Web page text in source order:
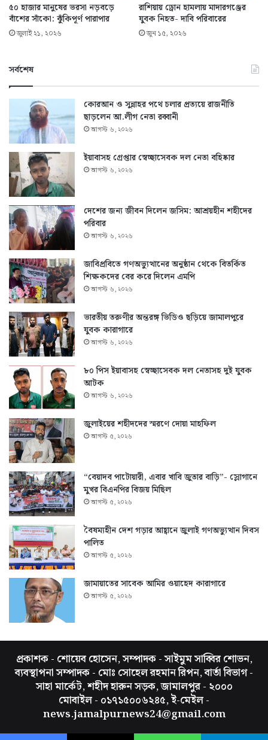
৫০ হাজার মানুষের ভরসা নড়বড়ে
বাঁশের সাঁকো: ঝুঁকিপূর্ণ পারাপার
জুলাই ২১, ২০২৬
রাশিয়ায় ড্রোন হামলায় মাদারগঞ্জের
যুবক নিহত- দাবি পরিবারের
জুন ১৫, ২০২৬
সর্বশেষ
কোরআন ও সুন্নাহর পথে চলার প্রত্যয়ে রাজনীতি
ছাড়লেন আ.লীগ নেতা রব্বানী
আগস্ট ৬, ২০২৬
ইয়াবাসহ গ্রেপ্তার স্বেচ্ছাসেবক দল নেতা বহিষ্কার
আগস্ট ৬, ২০২৬
দেশের জন্য জীবন দিলেন জসিম: আশ্রয়হীন শহীদের
পরিবার
আগস্ট ৬, ২০২৬
জাবিপ্রবিতে গণঅভ্যুত্থানের অনুষ্ঠান থেকে বিতর্কিত
শিক্ষকদের বের করে দিলেন এমপি
আগস্ট ৬, ২০২৬
ভারতীয় তরুণীর অন্তরঙ্গ ভিডিও ছড়িয়ে জামালপুরে
যুবক কারাগারে
আগস্ট ৬, ২০২৬
৮০ পিস ইয়াবাসহ স্বেচ্ছাসেবক দল নেতাসহ দুই যুবক
আটক
আগস্ট ৬, ২০২৬
জুলাইয়ের শহীদদের স্মরণে দোয়া মাহফিল
আগস্ট ৫, ২০২৬
“বেয়াদব পাটোয়ারী, এবার খাবি জুতার বাড়ি”- স্লোগানে
মুখর বিএনপির বিজয় মিছিল
আগস্ট ৫, ২০২৬
বৈষম্যহীন দেশ গড়ার আহ্বানে জুলাই গণঅভ্যুত্থান দিবস
পালিত
আগস্ট ৫, ২০২৬
জামায়াতের সাবেক আমির ওয়াহেদ কারাগারে
আগস্ট ৫, ২০২৬
প্রকাশক - শোয়েব হোসেন, সম্পাদক - সাইমুম সাব্বির শোভন,
ব্যবস্থাপনা সম্পাদক - মোঃ সোহেল রহমান রিপন, বার্তা বিভাগ -
সাহা মার্কেট, শহীদ হারুন সড়ক, জামালপুর - ২০০০
মোবাইল - ০১৭১৫০০৬২৪৫, ই-মেইল -
news.jamalpurnews24@gmail.com